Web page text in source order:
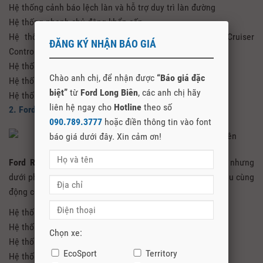
Hệ thống cảnh báo lệch làn và hỗ trợ duy trì làn đường
Hệ thống phanh chủ động khẩn cấp
Hệ thống tự động thích ứng khoảng cách Adaptive Cruiser
Control
Hệ thống hỗ trợ đỗ xe chủ động
Hệ thống kiểm soát giảm thiểu lật xe
Hệ thống kiểm soát xe theo tải trọng
2. Ford Ranger Limited 2.0L 4×4 AT
Ford Ranger Limited 2021
cũng là phiên bản cao cấp nhưng
dưới phiên bản Wildtrak. Tuy nhiên vẫn được trang bị 2 cầu cùng
động cơ 2.0 Turbo và rất nhiều công nghệ tối tân như:
Hệ thống trợ lực lái điện
Hệ thống kiểm soát giảm thiểu lật xe
Hệ thống kiểm soát xe theo tải trọng
Hệ thống chống bó cứng phanh
ĐĂNG KÝ NHẬN BÁO GIÁ
Chào anh chị, để nhận được “Báo giá đặc
biệt” từ Ford Long Biên, các anh chị hãy
liên hệ ngay cho Hotline theo số
090.789.3777 hoặc điền thông tin vào font
báo giá dưới đây. Xin cảm ơn!
Chọn xe:
EcoSport
Territory